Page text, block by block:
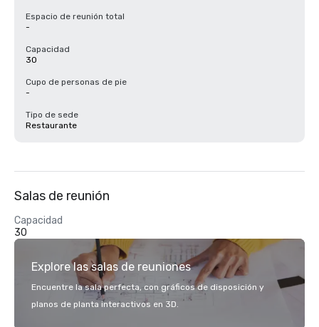
Espacio de reunión total
-
Capacidad
30
Cupo de personas de pie
-
Tipo de sede
Restaurante
Salas de reunión
Capacidad
30
Explore las salas de reuniones
Encuentre la sala perfecta, con gráficos de disposición y
planos de planta interactivos en 3D.